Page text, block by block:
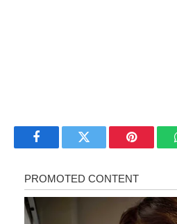
FacebookTwitter Pinterest